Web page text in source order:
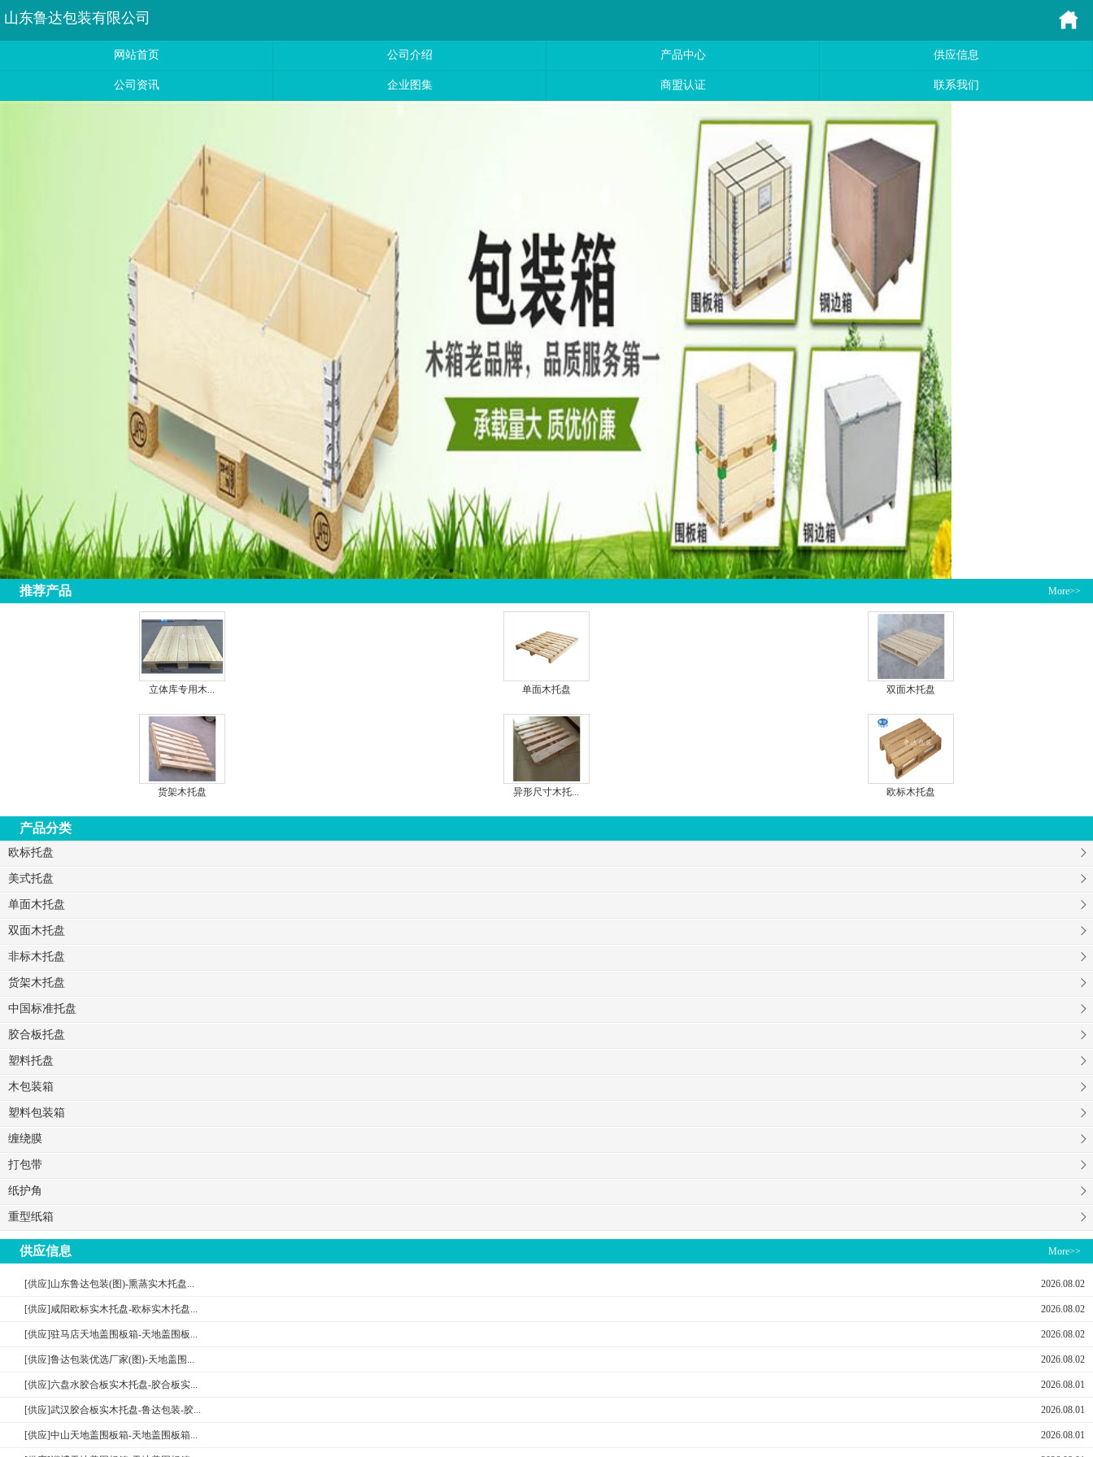
山东鲁达包装有限公司
网站首页 公司介绍 产品中心 供应信息
公司资讯 企业图集 商盟认证 联系我们
More>>
推荐产品
立体库专用木... 单面木托盘 双面木托盘
货架木托盘 异形尺寸木托... 欧标木托盘
产品分类
欧标托盘
美式托盘
单面木托盘
双面木托盘
非标木托盘
货架木托盘
中国标准托盘
胶合板托盘
塑料托盘
木包装箱
塑料包装箱
缠绕膜
打包带
纸护角
重型纸箱
More>>
供应信息
2026.08.02
[供应]山东鲁达包装(图)-熏蒸实木托盘...
2026.08.02
[供应]咸阳欧标实木托盘-欧标实木托盘...
2026.08.02
[供应]驻马店天地盖围板箱-天地盖围板...
2026.08.02
[供应]鲁达包装优选厂家(图)-天地盖围...
2026.08.01
[供应]六盘水胶合板实木托盘-胶合板实...
2026.08.01
[供应]武汉胶合板实木托盘-鲁达包装-胶...
2026.08.01
[供应]中山天地盖围板箱-天地盖围板箱...